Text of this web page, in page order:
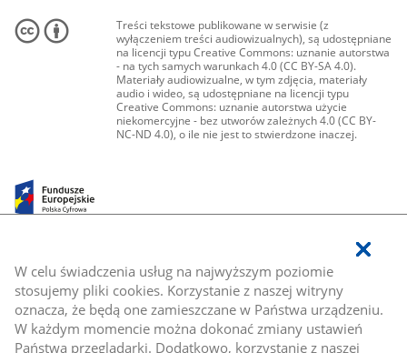
W celu świadczenia usług na najwyższym poziomie
stosujemy pliki cookies. Korzystanie z naszej witryny
oznacza, że będą one zamieszczane w Państwa urządzeniu.
W każdym momencie można dokonać zmiany ustawień
Państwa przeglądarki. Dodatkowo, korzystanie z naszej
Treści tekstowe publikowane w serwisie (z
wyłączeniem treści audiowizualnych), są udostępniane
na licencji typu Creative Commons: uznanie autorstwa
- na tych samych warunkach 4.0 (CC BY-SA 4.0).
Materiały audiowizualne, w tym zdjęcia, materiały
audio i wideo, są udostępniane na licencji typu
Creative Commons: uznanie autorstwa użycie
niekomercyjne - bez utworów zależnych 4.0 (CC BY-
NC-ND 4.0), o ile nie jest to stwierdzone inaczej.